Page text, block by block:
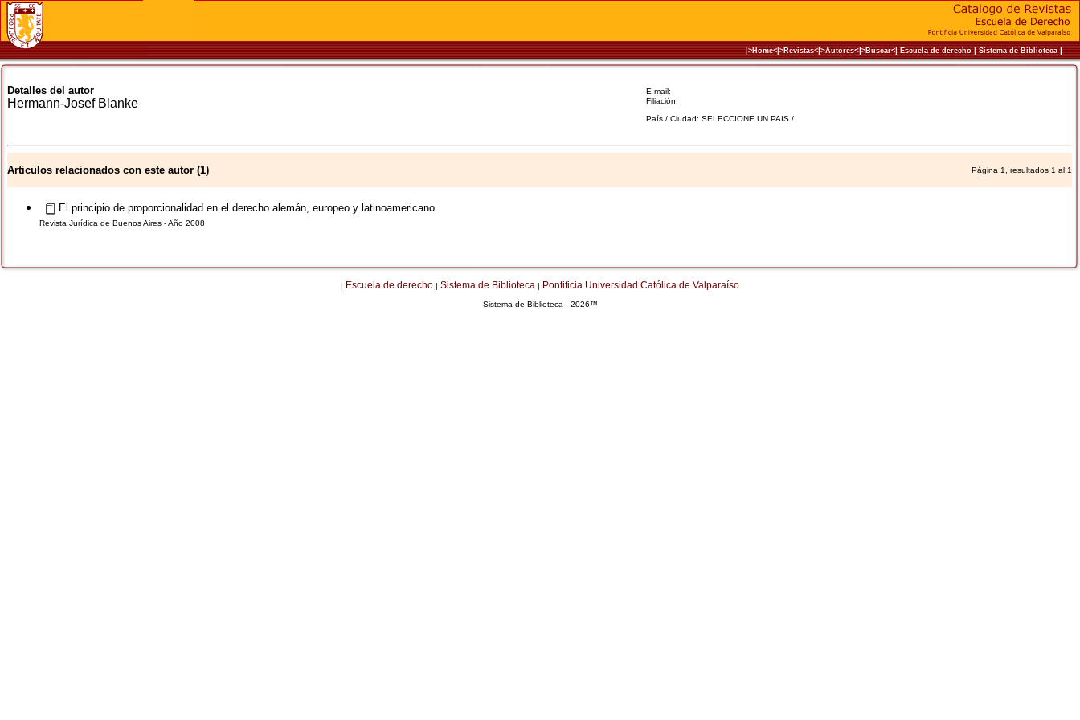
|>Home<|>Revistas<|>Autores<|>Buscar<|Escuela de derecho|Sistema de Biblioteca|
E-mail:
Filiación:
País / Ciudad: SELECCIONE UN PAIS /
Detalles del autor
Hermann-Josef Blanke
Articulos relacionados con este autor (1) Página 1, resultados 1 al 1
El principio de proporcionalidad en el derecho alemán, europeo y latinoamericano
Revista Jurídica de Buenos Aires - Año 2008
| Escuela de derecho | Sistema de Biblioteca | Pontificia Universidad Católica de Valparaíso
Sistema de Biblioteca - 2026™